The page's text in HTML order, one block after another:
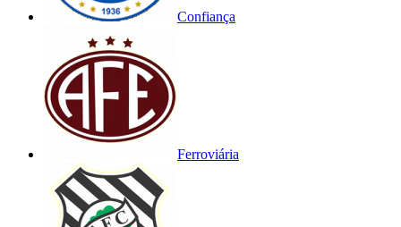
Confiança
Ferroviária